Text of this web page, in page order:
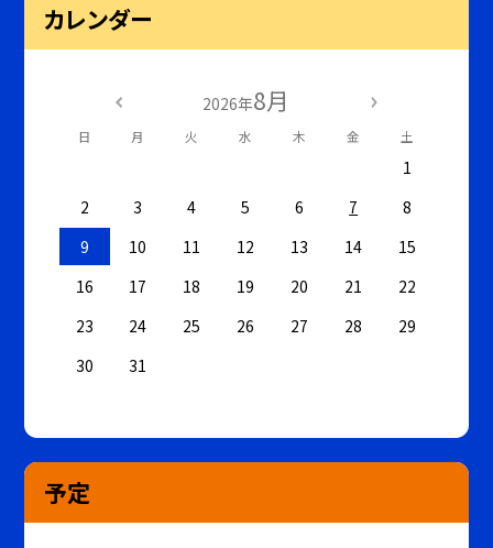
カレンダー
2026年8月
日 月 火 水 木 金 土
1
2
3 4 5 6 7
8
9
10 11 12 13 14
15
16
17 18 19 20 21
22
23
24 25 26 27 28
29
30
31
予定